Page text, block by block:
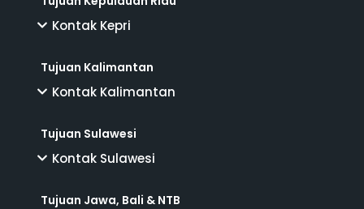
Kontak Kepri
Tujuan Kalimantan
Kontak Kalimantan
Tujuan Sulawesi
Kontak Sulawesi
Tujuan Jawa, Bali & NTB